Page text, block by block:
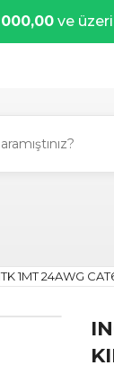
ve
1MT 24AWG